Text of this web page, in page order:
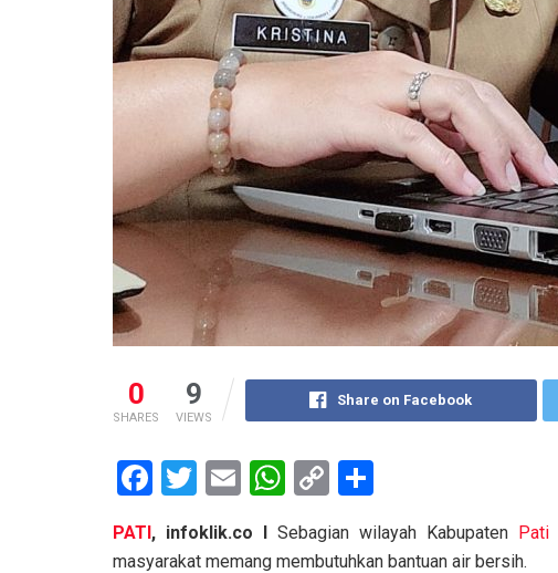
0
SHARES
9
VIEWS
Share on Facebook
F
ce
T
tt
E
ail
W
at
C
py ar
PATI, infoklik.co I Sebagian wilayah Kabupaten Pati
masyarakat memang membutuhkan bantuan air bersih.